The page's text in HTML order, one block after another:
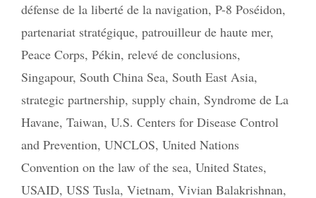
défense de la liberté de la navigation, P-8 Poséidon,
partenariat stratégique, patrouilleur de haute mer,
Peace Corps, Pékin, relevé de conclusions,
Singapour, South China Sea, South East Asia,
strategic partnership, supply chain, Syndrome de La
Havane, Taiwan, U.S. Centers for Disease Control
and Prevention, UNCLOS, United Nations
Convention on the law of the sea, United States,
USAID, USS Tusla, Vietnam, Vivian Balakrishnan,